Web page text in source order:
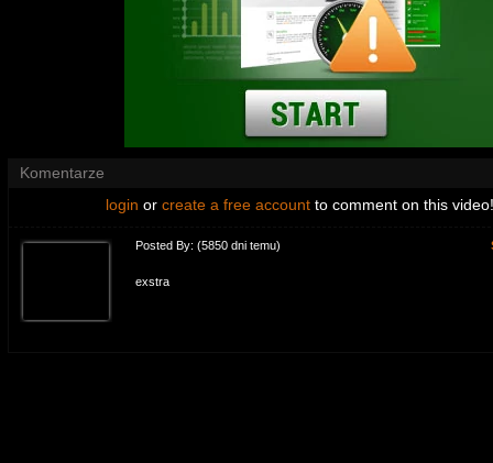
Komentarze
login or create a free accountto comment on this video!
Posted By: (5850 dni temu)
exstra